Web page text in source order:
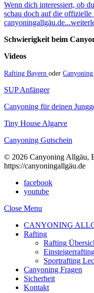
Wenn dich interessiert, ob
schau doch auf die
Schwierigkeit beim
Videos
Rafting Bayern oder
SUP Anfänger
Canyoning für deinen
Tiny House Algarve
Canyoning Gutschein
© 2026 Canyoning Allgäu,
https://canyoningallgäu.de
facebook
youtube
Close Menu
CANYONING
Rafting
Rafting
Sportrafting
Canyoning Fragen
Sicherheit
Kontakt